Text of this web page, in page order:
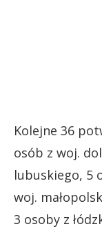
Kolejne 36
osób z woj.
lubuskiego, 5
woj.
3 osoby z